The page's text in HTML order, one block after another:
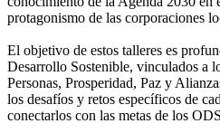
protagonismo de las corporaciones
El objetivo de estos talleres es
Desarrollo Sostenible, vinculados a
Personas, Prosperidad, Paz y
los desafíos y retos específicos de
conectarlos con las metas de los